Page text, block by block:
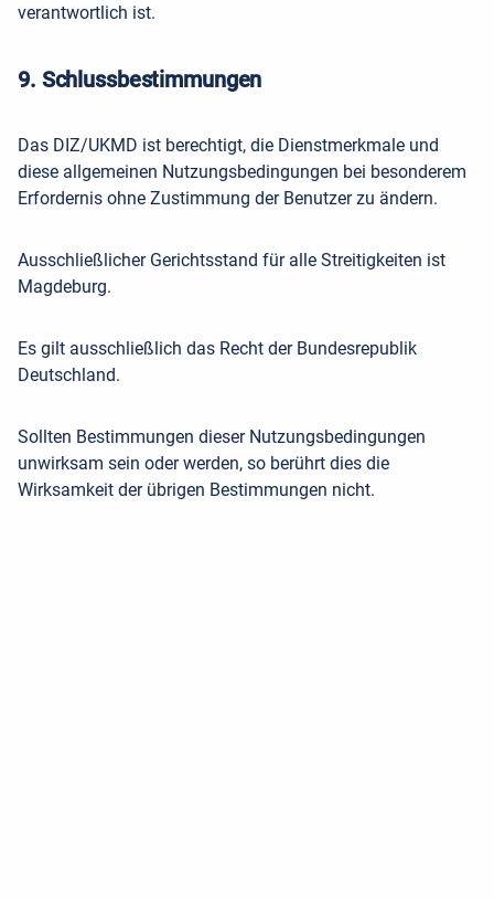
verantwortlich ist.
9. Schlussbestimmungen
Das DIZ/UKMD ist berechtigt, die Dienstmerkmale und
diese allgemeinen Nutzungsbedingungen bei besonderem
Erfordernis ohne Zustimmung der Benutzer zu ändern.
Ausschließlicher Gerichtsstand für alle Streitigkeiten ist
Magdeburg.
Es gilt ausschließlich das Recht der Bundesrepublik
Deutschland.
Sollten Bestimmungen dieser Nutzungsbedingungen
unwirksam sein oder werden, so berührt dies die
Wirksamkeit der übrigen Bestimmungen nicht.